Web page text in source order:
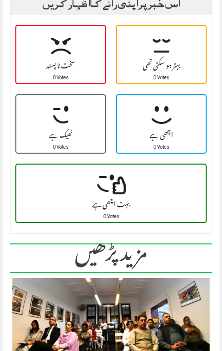
سخت نا پسند
0 Votes بہتر ہو سکتی تھی
0 Votes
ٹھیک ہے
0 Votes اچھی ہے
0 Votes
بہت اچھی ہے
0 Votes
مزید پڑھیں